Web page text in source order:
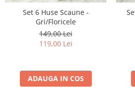
Set 6 Huse Scaune -
Gri/Floricele
149,00 Lei
119,00 Lei
ADAUGA IN COS